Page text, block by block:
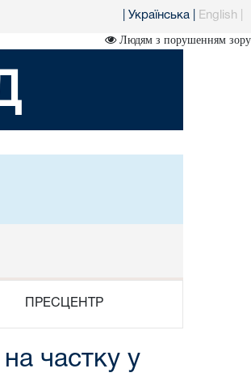
Українська English
Людям з порушенням зору
ПРЕСЦЕНТР
частку у